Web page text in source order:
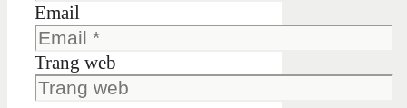
Email
Trang web